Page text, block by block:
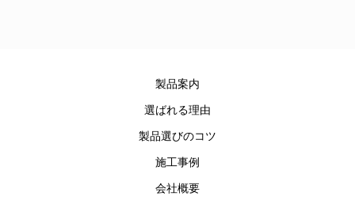
製品案内
選ばれる理由
製品選びのコツ
施工事例
会社概要